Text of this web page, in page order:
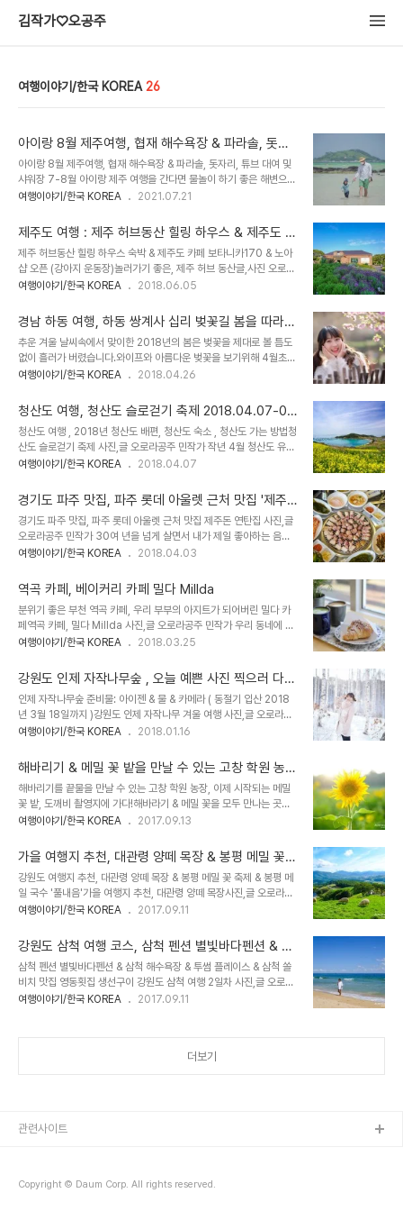
김작가♡오공주
여행이야기/한국 KOREA 26
아이랑 8월 제주여행, 협재 해수욕장 & 파라솔, 돗자
리, 튜브 대여 및 샤워장
아이랑 8월 제주여행, 협재 해수욕장 & 파라솔, 돗자리, 튜브 대여 및
샤워장​ 7-8월 아이랑 제주 여행을 간다면 물놀이 하기 좋은 해변으로
협재 해수욕장을 빼 놓을수 없다. 우리도 벌써 6,7월 2번의 제주도 여
데.. 그중에서도 협재 해수욕장은 3번이나 가서 놀 정도 였으니 말 다
했다. 그만큼 아이랑 같이 모래 놀이하기에도 좋고, 얕은 수심으로 물
놀이를 해도 너무 안전하다. 그리고 7월 1일로 협재 해수욕장이 오픈
하면서 안전요원들이 많아져 더 안전하게 해수욕장을 즐길 수 있다. 참
고로 협재 해수욕장에서 운영하는 돗자리, 튜브 등 같은 금액을 알아보
25,000원/파라솔 평..
여행이야기/한국 KOREA 2021.07.21
제주도 여행 : 제주 허브동산 힐링 하우스 & 제주도 카
페 보타니카170 & 노아샵 오픈까지~ (제주도 숙소
추천)
제주 허브동산 힐링 하우스 숙박 & 제주도 카페 보타니카170 & 노아
샵 오픈 (강아지 운동장)놀러가기 좋은, 제주 허브 동산글,사진 오로라
공주 민작가 따뜻한 봄 기운이 가득했던 5월, 오랜만에 제주도에 다녀
주도 숙소로이용하는 제주 허브 동산 힐링 하우스에 같이 예약을 했다.
보통 제주 허브 동산은 관광지로만 알고 있는데, 실제로는 제주 '힐링
하우스' 라는숙박업도 함께 하고 있고, 허브동산 입장료가 1인에 1만원
정도 인데 힐링 하우스 숙박을 하게 되는 경우 무료 입장이 가능하다.
우리처럼제주도에 사진 찍으러 다니는 여행자들에게는 잠을 푹 잘 수
스는 잘안 맞는 편인데, ..
여행이야기/한국 KOREA 2018.06.05
경남 하동 여행, 하동 쌍계사 십리 벚꽃길 봄을 따라가
는 여행
추운 겨울 날씨속에서 맞이한 2018년의 봄은 벚꽃을 제대로 볼 틈도
없이 흘러가 버렸습니다.와이프와 아름다운 벚꽃을 보기위해 4월초에
모두투어를 통해 하동에 다녀왔었는데 몇주 지난 시점에 글을 쓰다보
동 여행 우리의 첫 방문지는 말로만 듣던 바로 그 "화계장터"였습니다.
화계장터만 알았지 사실 하동이라는 지역에 대해서 아는게 전혀 없었
는데 지역적 위치상 경상도와 전라도를 이어주는 역할을 하기 때문에
과거에는 정말 많은 사람들이 다녀가던 곳이겠구나 하는 생각이 들었
습니다. 아쉽게도 우리가 가는 바로 전날까지도 엄청난 비가 내려서 벚
진 십리가 모두 벚꽃길이어서 엄청 유명한 곳인데이..
여행이야기/한국 KOREA 2018.04.26
청산도 여행, 청산도 슬로걷기 축제 2018.04.07-0
5.07 까지~ ( 2018년 청산도 배편, 청산도 가는 방법
, 청산도 유채꽃 , 청산도 숙소 노을 펜션 ,청산도 1박2
일 ) 청산도 슬로우걷기 축제
청산도 여행 , 2018년 청산도 배편, 청산도 숙소 , 청산도 가는 방법청
산도 슬로걷기 축제 사진,글 오로라공주 민작가 작년 4월 청산도 유채
꽃과 벚꽃을 만나러 간 청산도 슬로우걷기 축제!! 2018년 청산도 슬
제에 가시는 분들을 위해 다시 글을 정리해 보았다. 아! 몇 달 전에는
청산도 슬로우걷기 축제를 준비하는 업체에서 작년 청산도축제 사진
을 사용 할 수 있냐고 연락이 와서 제가 사진사라 무상으로 제공은 안
되고 구입하시라고 했더니 그 뒤로는 연락이 없다. ㅎ 요즘은 홍보업체
들 쪽에서 사진 저작권에 대해 생각을 안하시는게 좀 아쉽다. 물론 요
고포스터와 홈페이지에 사용 하는..
여행이야기/한국 KOREA 2018.04.07
경기도 파주 맛집, 파주 롯데 아울렛 근처 맛집 '제주
돈 연탄집' (파주 고기맛집)
경기도 파주 맛집, 파주 롯데 아울렛 근처 맛집 제주돈 연탄집 사진,글
오로라공주 민작가 30여 년을 넘게 살면서 내가 제일 좋아하는 음식
1등은 바로 고기다. 그 중에서도 돼지 고기가 내 입 맛에 으뜸! 한국에
버팔로와 악어등 다양한 고기를 먹어봤지만 내가 가장 맛있게 먹는건
바로 돼지 고기 였다. 우선 나는 고기를 바싹 익히는 걸 좋아하고, 핏
빛이 보이는 고기는 비위가 약해 먹질 못한다. 그러다보니 비싸고 좋은
소고기 스테이크를 먹는기회가 있어도 피가 안 보이게 미듐 웰던으로
익혀서 먹다보니 뻑뻑하고 맛 없었다. 그래서 마음껏 바싹 익혀서 먹는
동안 맛있다는 고깃..
여행이야기/한국 KOREA 2018.04.03
역곡 카페, 베이커리 카페 밀다 Millda
분위기 좋은 부천 역곡 카페, 우리 부부의 아지트가 되어버린 밀다 카
페역곡 카페, 밀다 Millda 사진,글 오로라공주 민작가 우리 동네에 새
로 생긴 베이커리 카페, 밀다. 카페 전체적인 분위기도 좋고, 내가 좋아
니 음료 메뉴는 다양하지 않지만, 빵은 매일 매일 맛있게 구워져 나오
고 인기있는 빵들은 금방 품절 된다. 개인적으로 크로와상이 정말 맛있
었다. 사람들이 맛잇다고 했던 딸기 케익은 그냥 보통 그런 맛이라고
생각하는데 크로와사으이 경우 뭔가외국에서 먹는 그런 크로와상이어
서 나는 크로와상 빵만 먹을 예정!ㅋㅋ 사실 작년에 공사하고 있는 이
안 좋다고 생각했었는데, 인테..
여행이야기/한국 KOREA 2018.03.25
강원도 인제 자작나무숲 , 오늘 예쁜 사진 찍으러 다녀
왔어용!! 준비물: 아이젠 & 카메라 ( 2018년 3월 18까
지 기한 연장 됨 )
인제 자작나무숲 준비물: 아이젠 & 물 & 카메라 ( 동절기 입산 2018
년 3월 18일까지 )강원도 인제 자작나무 겨울 여행 사진,글 오로라공
주 민작가 작년에 갔었던 인제 자작나무숲을 오늘 또 다녀왔다. 인제
카메라 짐을 조금 줄이고남편은 카메라 가방을 메고, 나는 옷 한 벌을
더 준비해 가방에 넣어 메고 출발 했다. 확실히 4번째 자작나무숲 방
문이라서 그런지 신기하게 상행이 힘들지 않았다. 작년에는 자작나무
숲 가는 산행 중간에 멈춰 서서 힘들다고, 못 가겠다며 징징 거리며 욕
을 하면서 올라갔었는데.. (물론 자작나무 숲이 예뻐서힘들게 올라가
사람들이 인제 자작나무..
여행이야기/한국 KOREA 2018.01.16
해바리기 & 메밀 꽃 밭을 만날 수 있는 고창 학원 농
장, 도깨비 촬영지에 가다!
해바리기를 끝물을 만날 수 있는 고창 학원 농장, 이제 시작되는 메밀
꽃 밭, 도깨비 촬영지에 가다!해바라기 & 메밀 꽃을 모두 만나는 곳사
진,글 오로라공주 민작가 가을 꽃을 만나러 가는 시간, 작년부터 가고
고창 학원 농장은 6년 전 해바라기 밭이 펼쳐져 있었던 시기에 온 적
이 있었다. 우연의 일치라고 하기에는 신기한 일이 있었는데, 도깨비
드라마에서 지은탁 역활을 했던 배우 김고은이 '협녀, 칼의 기억' 이라
는 영화를 여기 농장에서 촬영 하고 있었던 걸 보게 되었었다. 사실 나
도해바라기 밭을 너무 가고 싶어서 4시간 걸려서 힘들게 고창 학원 농
해바라기 밭에 ..
여행이야기/한국 KOREA 2017.09.13
가을 여행지 추천, 대관령 양떼 목장 & 봉평 메밀 꽃
축제 & 봉평 메밀 국수 '풀내음'
강원도 여행지 추천, 대관령 양떼 목장 & 봉평 메밀 꽃 축제 & 봉평 메
일 국수 '풀내음'가을 여행지 추천, 대관령 양떼 목장사진,글 오로라공
주 민작가 가을에 가기 좋은 강원도 여행, 우리는 늦 여름 휴가 겸 & 가
했던 물 놀이와 모래 놀이를 하며 즐겁게 여름 휴가를 보냈다면, 이번
에는 가을 맞이 여행을 즐겼다. 가을이 되니 파란 하늘과 선선한 바람
이불어와 강원도 여행을 하기에 더욱 좋았다. 동해에서 서울에 올라가
는 길에 있는 대관령 양 떼 목장과 봉평 메밀꽃 축제로 향했다. 사실아
이들과 함께 하다 보니 일정을 천천히 움직였는데, 만약에 어른들만 여
여행이야기/한국 KOREA 2017.09.11
강원도 삼척 여행 코스, 삼척 펜션 별빛바다펜션 & 삼
척 해수욕장 & 투썸 플레이스 & 삼척 쏠비치 맛집 영
동횟집 생선구이
삼척 펜션 별빛바다펜션 & 삼척 해수욕장 & 투썸 플레이스 & 삼척 쏠
비치 맛집 영동횟집 생선구이 강원도 삼척 여행 2일차 사진,글 오로라
공주 민작가 9월 첫 주에 다녀 왔었던 대 가족 여행을 후다닥 정리해
이어서 포스팅을 해 본다. ㅎㅎhttp://nemos.tistory.com/650
여행이야기/한국 KOREA 2017.09.11
더보기
Copyright © Daum Corp. All rights reserved.
관련사이트